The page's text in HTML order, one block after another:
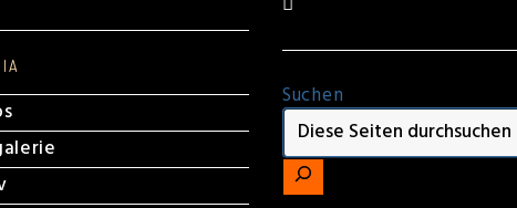
tab
new
Suchen